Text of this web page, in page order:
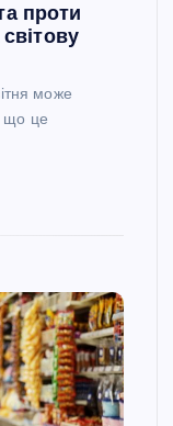
проти
може
що це